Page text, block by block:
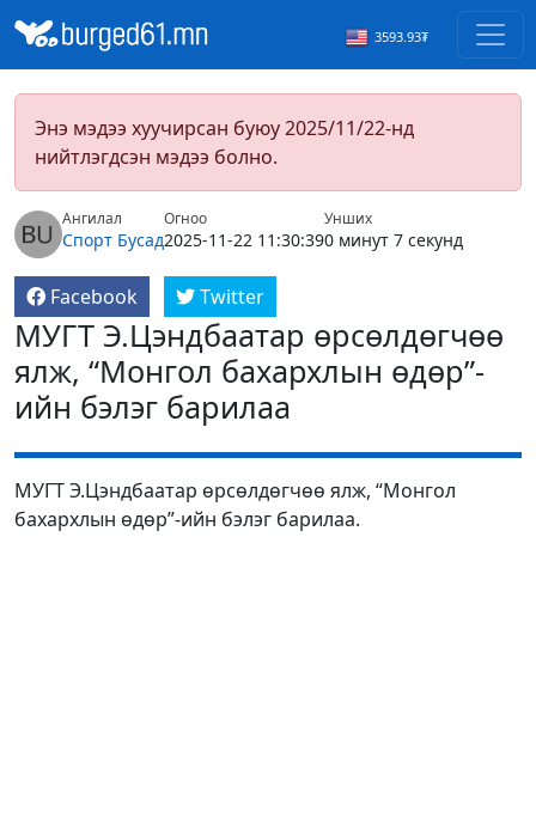
3593.93₮
Энэ мэдээ хуучирсан буюу 2025/11/22-нд
нийтлэгдсэн мэдээ болно.
Ангилал
Спорт Бусад
Огноо
2025-11-22 11:30:39
Унших
0 минут 7 секунд
Facebook Twitter
МУГТ Э.Цэндбаатар өрсөлдөгчөө
ялж, “Монгол бахархлын өдөр”-
ийн бэлэг барилаа
МУГТ Э.Цэндбаатар өрсөлдөгчөө ялж, “Монгол
бахархлын өдөр”-ийн бэлэг барилаа.